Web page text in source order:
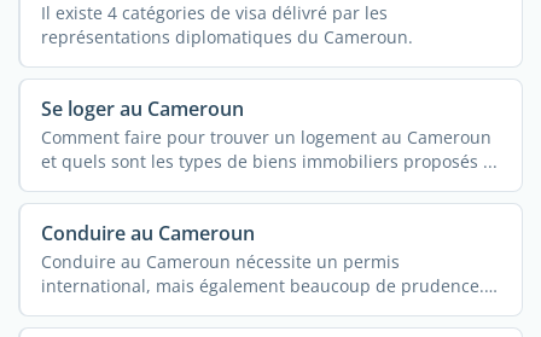
Il existe 4 catégories de visa délivré par les
représentations diplomatiques du Cameroun.
Se loger au Cameroun
Comment faire pour trouver un logement au Cameroun
et quels sont les types de biens immobiliers proposés ...
Conduire au Cameroun
Conduire au Cameroun nécessite un permis
international, mais également beaucoup de prudence.
...